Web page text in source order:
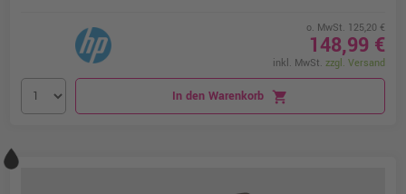
o. MwSt. 125,20 €
148,99 €
inkl. MwSt. zzgl. Versand
In den Warenkorb shopping_cart